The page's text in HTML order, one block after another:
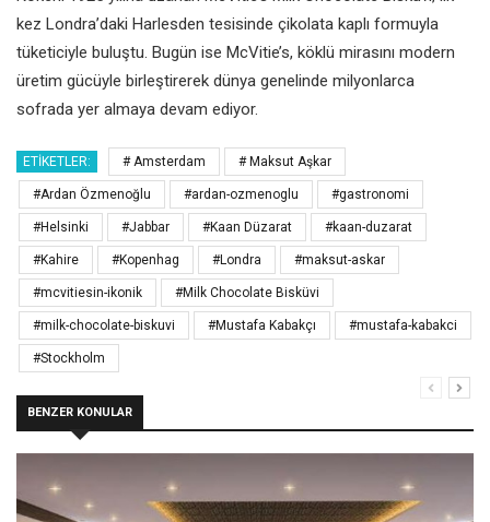
kez Londra’daki Harlesden tesisinde çikolata kaplı formuyla
tüketiciyle buluştu. Bugün ise McVitie’s, köklü mirasını modern
üretim gücüyle birleştirerek dünya genelinde milyonlarca
sofrada yer almaya devam ediyor.
ETIKETLER: # Amsterdam # Maksut Aşkar
#Ardan Özmenoğlu #ardan-ozmenoglu #gastronomi
#Helsinki #Jabbar #Kaan Düzarat #kaan-duzarat
#Kahire #Kopenhag #Londra #maksut-askar
#mcvitiesin-ikonik #Milk Chocolate Bisküvi
#milk-chocolate-biskuvi #Mustafa Kabakçı #mustafa-kabakci
#Stockholm
BENZER KONULAR